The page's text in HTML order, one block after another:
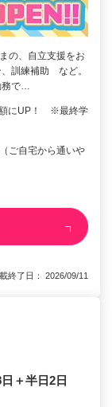
の、自立支援をお
訓練補助 など。
務で…
にUP！ ※最終学
ご自宅から通いや
了日： 2026/09/11
＋半日2日